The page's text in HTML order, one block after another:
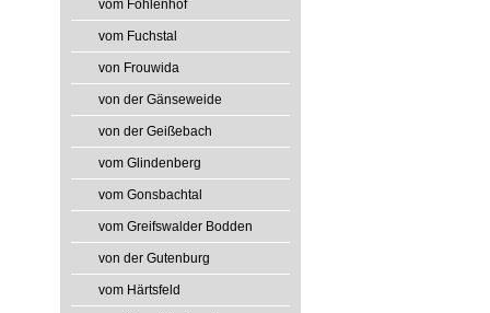
vom Fohlenhof
vom Fuchstal
von Frouwida
von der Gänseweide
von der Geißebach
vom Glindenberg
vom Gonsbachtal
vom Greifswalder Bodden
von der Gutenburg
vom Härtsfeld